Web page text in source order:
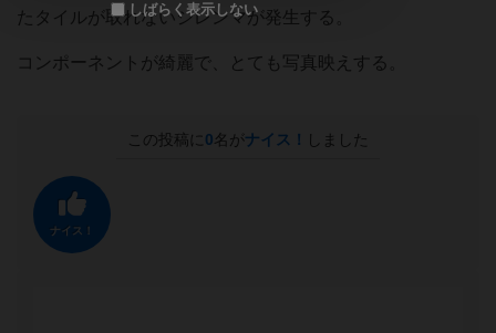
たタイルが取れないジレンマが発生する。
コンポーネントが綺麗で、とても写真映えする。
この投稿に 0名がナイス！ しました
ナイス！
しばらく表示しない